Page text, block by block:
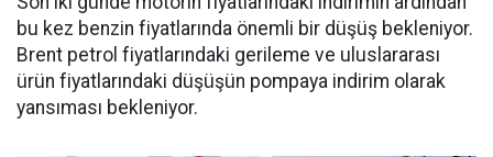
bu kez benzin fiyatlarında önemli bir düşüş bekleniyor.
Brent petrol fiyatlarındaki gerileme ve uluslararası
ürün fiyatlarındaki düşüşün pompaya indirim olarak
yansıması bekleniyor.